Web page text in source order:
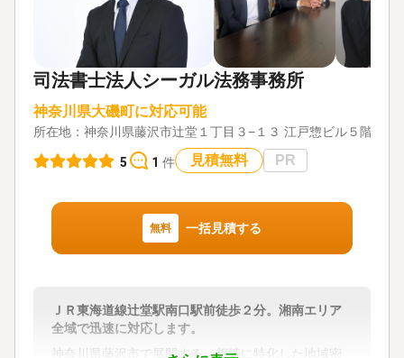
対応地域
横浜市（青葉区、都筑区、緑区、その他全域） 川崎
市（麻生区、宮前区、その他全域） 相模原市、大和
市、神奈川県東部地域 東京都（町田市、世田谷区、
大田区等、東急線沿線地域）
対応業務
遺言書 / 遺産分割 / 相続財産調査 / 相続税申告 / 相続
手続き / 銀行手続き / 戸籍収集 / 相続人調査 / 生前贈
対応体制
電話相談可 / 訪問可 / 土日相談可 / 初回相談無料 / 18
時以降相談可 / オンライン面談可 / 事務所面談可
対応業務
相続税申告
対応体制
訪問可 / 土日相談可 / 初回相談無料 / 18時以降相談可
/ オンライン面談可 / 事務所面談可
司法書士法人シーガル法務事務所
神奈川県大磯町に対応可能
所在地： 神奈川県藤沢市辻堂１丁目３−１３ 江戸惣ビル５階
5 1 件 見積無料 PR
無料 一括見積する
ＪＲ東海道線辻堂駅南口駅前徒歩２分。湘南エリア
全域で迅速に対応します。
神奈川県藤沢市で展開する、相続に特化した地域密